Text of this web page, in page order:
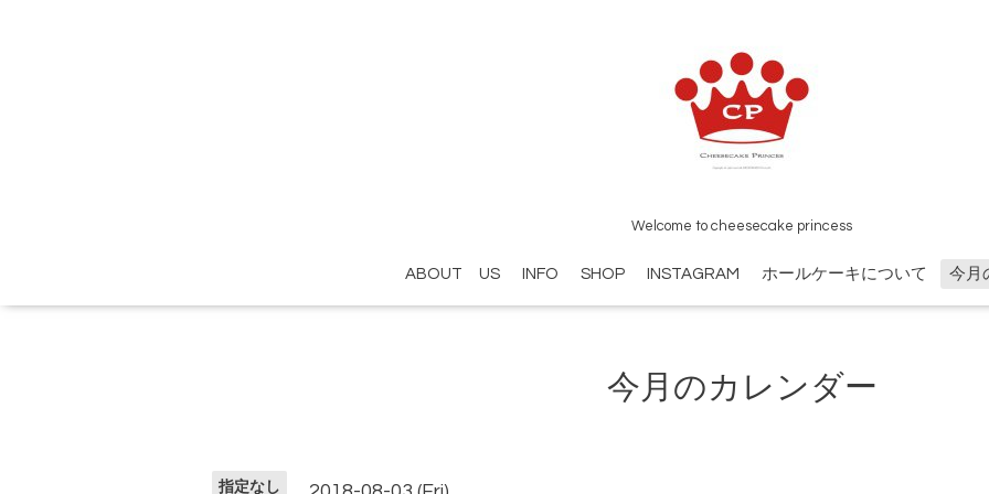
Welcome to cheesecake princess
ABOUT US INFO SHOP INSTAGRAM ホールケーキについて 今月
今月のカレンダー
指定なし